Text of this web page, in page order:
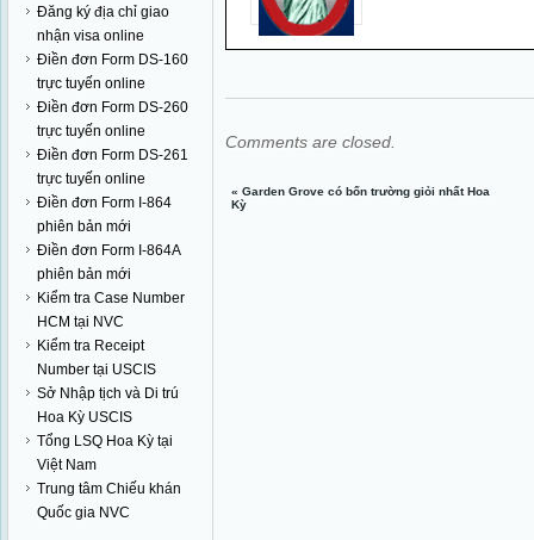
Đăng ký địa chỉ giao
nhận visa online
Điền đơn Form DS-160
trực tuyến online
Điền đơn Form DS-260
trực tuyến online
Điền đơn Form DS-261
trực tuyến online
Điền đơn Form I-864
phiên bản mới
Điền đơn Form I-864A
phiên bản mới
Kiểm tra Case Number
HCM tại NVC
Kiểm tra Receipt
Number tại USCIS
Sở Nhập tịch và Di trú
Hoa Kỳ USCIS
Tổng LSQ Hoa Kỳ tại
Việt Nam
Trung tâm Chiếu khán
Quốc gia NVC
Comments are closed.
«Garden Grove có bốn trường giỏi nhất Hoa
Kỳ